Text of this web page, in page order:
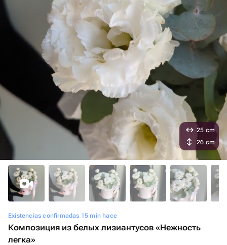
Existencias confirmadas 15 min hace
Композиция из белых лизиантусов «Нежность
легка»
25 cm
26 cm